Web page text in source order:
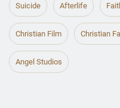
Suicide Afterlife
Christian Film Christian
Angel Studios